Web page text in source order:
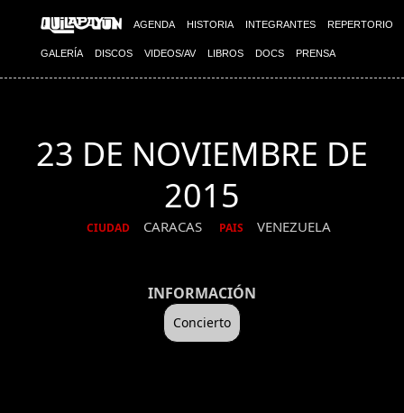
AGENDA HISTORIA INTEGRANTES REPERTORIO
GALERÍA DISCOS VIDEOS/AV LIBROS DOCS PRENSA
23 DE NOVIEMBRE DE
2015
CIUDAD CARACAS PAIS VENEZUELA
INFORMACIÓN
Concierto